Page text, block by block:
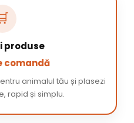
produse
comandă
animalul tău și plasezi
rapid și simplu.